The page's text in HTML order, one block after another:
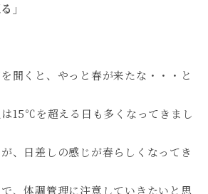
」
聞くと、やっと春が来たな・・・と
15℃を超える日も多くなってきまし
、日差しの感じが春らしくなってき
、体調管理に注意していきたいと思